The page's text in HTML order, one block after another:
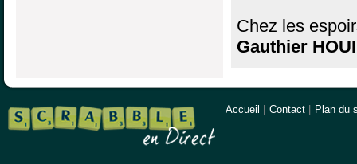
Chez les
Gauthier
Accueil Contact Plan du